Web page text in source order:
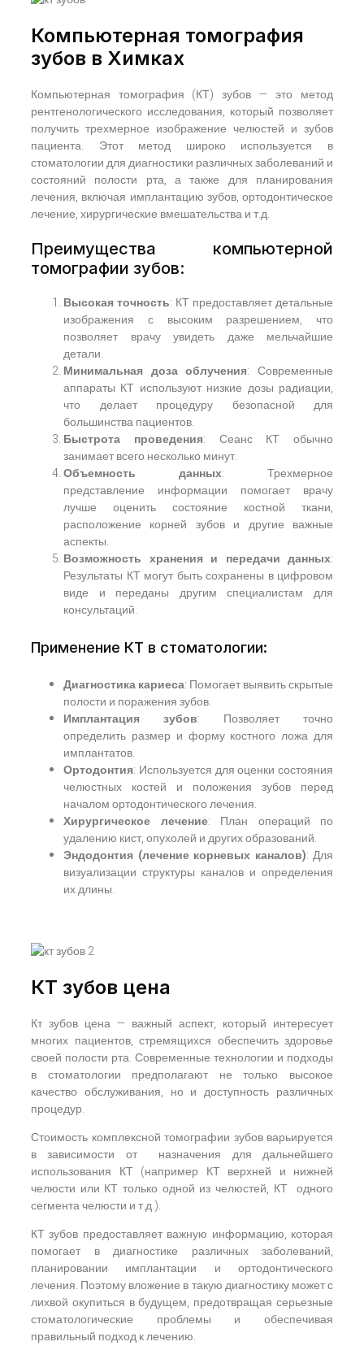
Компьютерная томография
зубов в Химках
Компьютерная томография (КТ) зубов — это метод
рентгенологического исследования, который позволяет
получить трехмерное изображение челюстей и зубов
пациента. Этот метод широко используется в
стоматологии для диагностики различных заболеваний и
состояний полости рта, а также для планирования
лечения, включая имплантацию зубов, ортодонтическое
лечение, хирургические вмешательства и т.д.
Преимущества компьютерной
томографии зубов:
Высокая точность: КТ предоставляет детальные
изображения с высоким разрешением, что
позволяет врачу увидеть даже мельчайшие
детали.
Минимальная доза облучения: Современные
аппараты КТ используют низкие дозы радиации,
что делает процедуру безопасной для
большинства пациентов.
Быстрота проведения: Сеанс КТ обычно
занимает всего несколько минут.
Объемность данных: Трехмерное
представление информации помогает врачу
лучше оценить состояние костной ткани,
расположение корней зубов и другие важные
аспекты.
Возможность хранения и передачи данных:
Результаты КТ могут быть сохранены в цифровом
виде и переданы другим специалистам для
консультаций.
Применение КТ в стоматологии:
Диагностика кариеса: Помогает выявить скрытые
полости и поражения зубов.
Имплантация зубов: Позволяет точно
определить размер и форму костного ложа для
имплантатов.
Ортодонтия: Используется для оценки состояния
челюстных костей и положения зубов перед
началом ортодонтического лечения.
Хирургическое лечение: План операций по
удалению кист, опухолей и других образований.
Эндодонтия (лечение корневых каналов): Для
визуализации структуры каналов и определения
их длины.
КТ зубов цена
Кт зубов цена — важный аспект, который интересует
многих пациентов, стремящихся обеспечить здоровье
своей полости рта. Современные технологии и подходы
в стоматологии предполагают не только высокое
качество обслуживания, но и доступность различных
процедур.
Стоимость комплексной томографии зубов варьируется
в зависимости от назначения для дальнейшего
использования КТ (например КТ верхней и нижней
челюсти или КТ только одной из челюстей, КТ одного
сегмента челюсти и т.д.).
КТ зубов предоставляет важную информацию, которая
помогает в диагностике различных заболеваний,
планировании имплантации и ортодонтического
лечения. Поэтому вложение в такую диагностику может с
лихвой окупиться в будущем, предотвращая серьезные
стоматологические проблемы и обеспечивая
правильный подход к лечению.